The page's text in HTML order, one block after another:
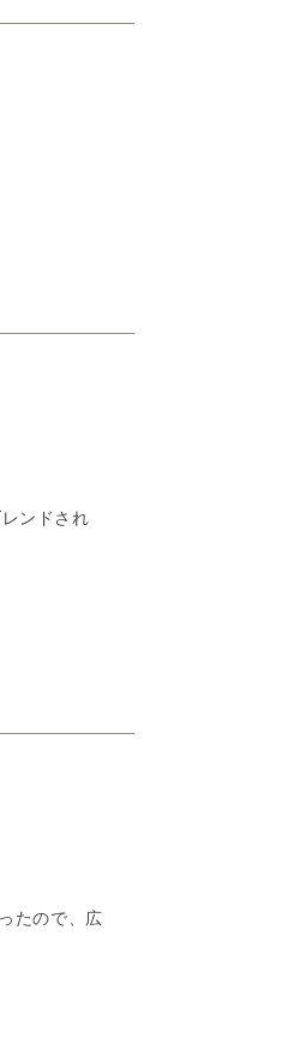
ンドされ
たので、広